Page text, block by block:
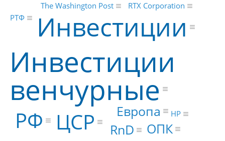
Инвестиции
венчурные
Инвестиции
РФ ЦСР
Европа
RnD
ОПК
RTX Corporation
The Washington Post
HP
РТФ